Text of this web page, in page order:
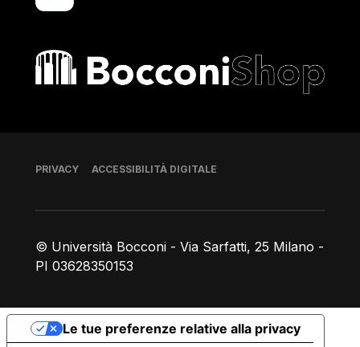
Bocconi shop
© Università Bocconi - Via Sarfatti, 25 Milano -
PI 03628350153
Piè di pagina
PRIVACY ACCESSIBILITÀ DIGITALE
Le tue preferenze relative alla privacy